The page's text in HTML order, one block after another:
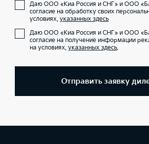
Даю ООО «Киа Россия и СНГ» и ООО
согласие на обработку своих
условиях, указанных здесь
Даю ООО «Киа Россия и СНГ» и ООО
согласие на получение информации
на условиях, указанных здесь.
Отправить заявку